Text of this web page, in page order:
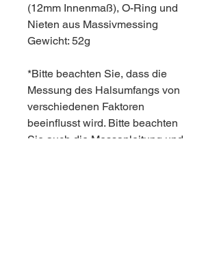
(12mm Innenmaß), O-Ring und
Nieten aus Massivmessing
Gewicht: 52g
*Bitte beachten Sie, dass die
Messung des Halsumfangs von
verschiedenen Faktoren
beeinflusst wird. Bitte beachten
Sie auch die Messanleitung und